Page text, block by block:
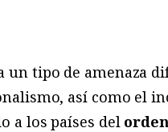
un tipo de amenaza
así como el
a los países del